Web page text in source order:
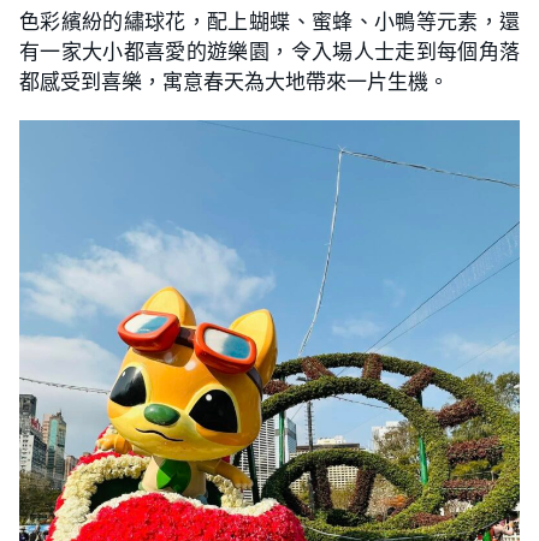
色彩繽紛的繡球花，配上蝴蝶、蜜蜂、小鴨等元素，還
有一家大小都喜愛的遊樂園，令入場人士走到每個角落
都感受到喜樂，寓意春天為大地帶來一片生機。